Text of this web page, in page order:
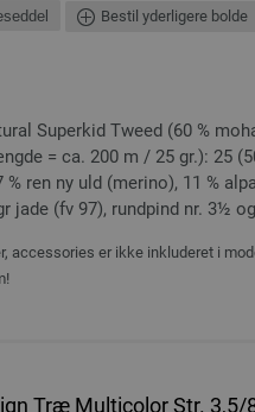
Bestil yderligere bolde
Superkid Tweed (60 %
= ca. 200 m / 25 gr.): 25
% ren ny uld (merino), 11 %
jade (fv 97), rundpind nr. 3½
accessories er ikke inkluderet i
Træ Multicolor Str. 3,5/